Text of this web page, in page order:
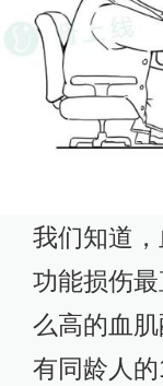
我们知道
功能损伤
么高的血
有同龄人